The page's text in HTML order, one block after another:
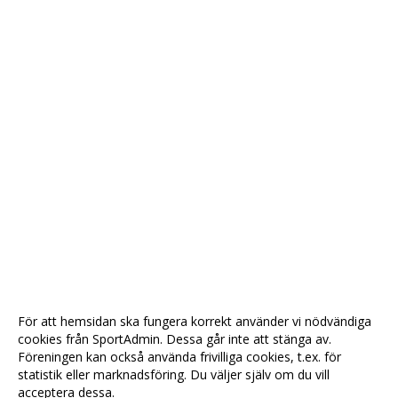
För att hemsidan ska fungera korrekt använder vi nödvändiga
cookies från SportAdmin. Dessa går inte att stänga av.
Föreningen kan också använda frivilliga cookies, t.ex. för
statistik eller marknadsföring. Du väljer själv om du vill
acceptera dessa.